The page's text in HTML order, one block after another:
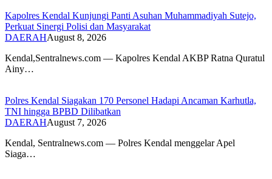
Kapolres Kendal Kunjungi Panti Asuhan Muhammadiyah Sutejo,
Perkuat Sinergi Polisi dan Masyarakat
DAERAHAugust 8, 2026
Kendal,Sentralnews.com — Kapolres Kendal AKBP Ratna Quratul
Ainy…
Polres Kendal Siagakan 170 Personel Hadapi Ancaman Karhutla,
TNI hingga BPBD Dilibatkan
DAERAHAugust 7, 2026
Kendal, Sentralnews.com — Polres Kendal menggelar Apel
Siaga…